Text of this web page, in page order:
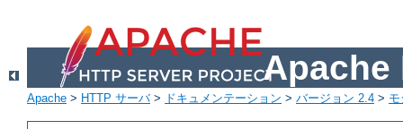
Apache
Apache > HTTP サーバ> ドキュメンテーション > バージョン 2.4 >